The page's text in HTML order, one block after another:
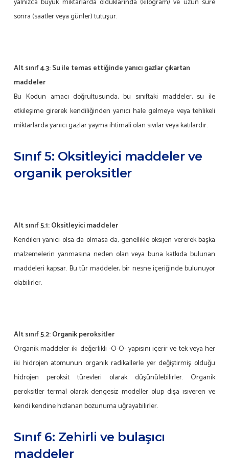
sonra (saatler veya günler) tutuşur.
Alt sınıf 4.3:Su ile temas ettiğinde yanıcı gazlar çıkartan
maddeler
Bu Kodun amacı doğrultusunda, bu sınıftaki maddeler, su ile
etkileşime girerek kendiliğinden yanıcı hale gelmeye veya tehlikeli
miktarlarda yanıcı gazlar yayma ihtimali olan sıvılar veya katılardır.
Sınıf 5: Oksitleyici maddeler ve
organik peroksitler
Alt sınıf 5.1:Oksitleyici maddeler
Kendileri yanıcı olsa da olmasa da, genellikle oksijen vererek başka
malzemelerin yanmasına neden olan veya buna katkıda bulunan
maddeleri kapsar. Bu tür maddeler, bir nesne içeriğinde bulunuyor
olabilirler.
Alt sınıf 5.2:Organik peroksitler
Organik maddeler iki değerlikli -O-O- yapısını içerir ve tek veya her
iki hidrojen atomunun organik radikallerle yer değiştirmiş olduğu
hidrojen peroksit türevleri olarak düşünülebilirler. Organik
peroksitler termal olarak dengesiz modeller olup dışa ısıveren ve
kendi kendine hızlanan bozunuma uğrayabilirler.
Sınıf 6: Zehirli ve bulaşıcı
maddeler